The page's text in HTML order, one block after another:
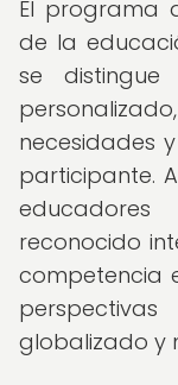
El programa
de la
se
necesidades
participante.
reconocido
competencia
globalizado y